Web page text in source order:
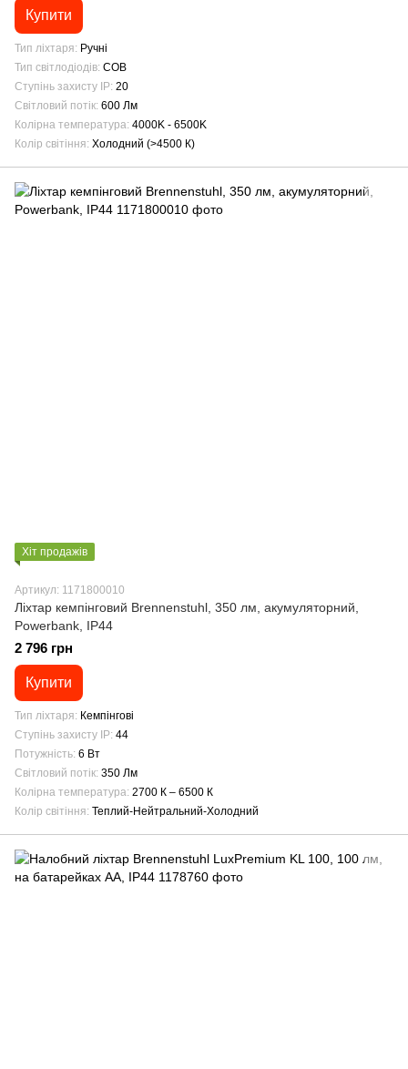
Купити
Тип ліхтаря
Ручні
Тип світлодіодів COB
Ступінь захисту IP 20
Світловий потік 600 Лм
Колірна температура 4000K - 6500K
Колір світіння Холодний (>4500 К)
Хіт продажів
Артикул: 1171800010
Ліхтар кемпінговий Brennenstuhl, 350 лм, акумуляторний,
Powerbank, IP44
2 796 грн
Купити
Тип ліхтаря
Кемпінгові
Ступінь захисту IP 44
Потужність 6 Вт
Світловий потік 350 Лм
Колірна температура 2700 К – 6500 К
Колір світіння Теплий-Нейтральний-Холодний